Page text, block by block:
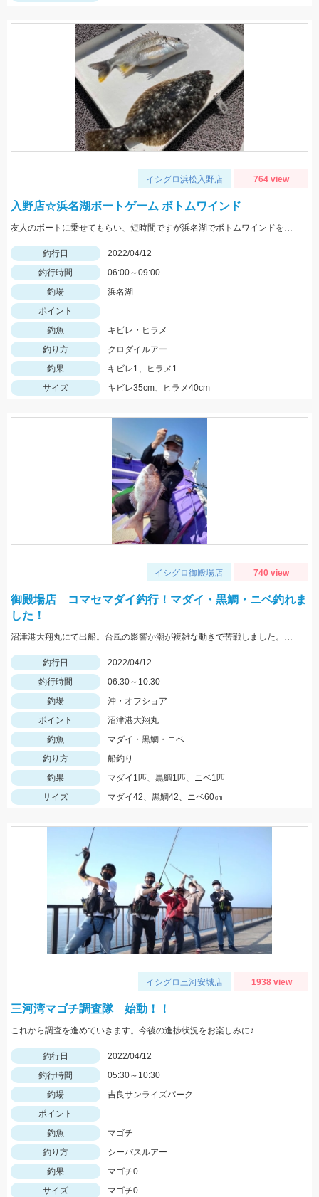
イシグロ浜松入野店 764 view
入野店☆浜名湖ボートゲーム ボトムワインド
友人のボートに乗せてもらい、短時間ですが浜名湖でボトムワインドをしてきました。互いに1匹ずつキャッチできました。浜名湖のボートゲームもそろそろ開幕ですね。 ルアー ZZhead 3/8oz+マナティー75 ハゼカラー
釣行日
2022/04/12
釣行時間
06:00～09:00
釣場
浜名湖
ポイント
釣魚
キビレ・ヒラメ
釣り方
クロダイルアー
釣果
キビレ1、ヒラメ1
サイズ
キビレ35cm、ヒラメ40cm
イシグロ御殿場店 740 view
御殿場店 コマセマダイ釣行！マダイ・黒鯛・ニベ釣れま
した！
沼津港大翔丸にて出船。台風の影響か潮が複雑な動きで苦戦しました。ハリスは3号2本を使用。
釣行日
2022/04/12
釣行時間
06:30～10:30
釣場
沖・オフショア
ポイント
沼津港大翔丸
釣魚
マダイ・黒鯛・ニベ
釣り方
船釣り
釣果
マダイ1匹、黒鯛1匹、ニベ1匹
サイズ
マダイ42、黒鯛42、ニベ60㎝
イシグロ三河安城店 1938 view
三河湾マゴチ調査隊 始動！！
これから調査を進めていきます。今後の進捗状況をお楽しみに♪
釣行日
2022/04/12
釣行時間
05:30～10:30
釣場
吉良サンライズパーク
ポイント
釣魚
マゴチ
釣り方
シーバスルアー
釣果
マゴチ0
サイズ
マゴチ0